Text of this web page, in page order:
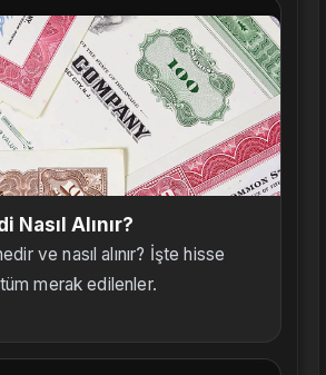
Nasıl Alınır?
ve nasıl alınır? İşte hisse
merak edilenler.